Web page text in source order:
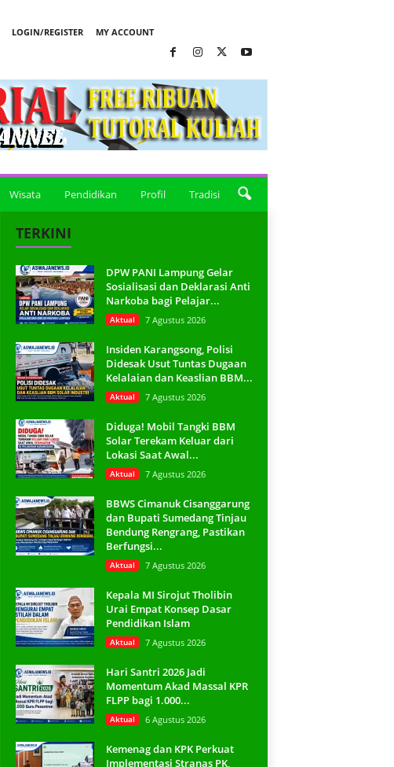
LOGIN/REGISTER MY ACCOUNT
Wisata Pendidikan Profil Tradisi
TERKINI
DPW PANI Lampung Gelar
Sosialisasi dan Deklarasi Anti
Narkoba bagi Pelajar...
Aktual 7 Agustus 2026
Insiden Karangsong, Polisi
Didesak Usut Tuntas Dugaan
Kelalaian dan Keaslian BBM...
Aktual 7 Agustus 2026
Diduga! Mobil Tangki BBM
Solar Terekam Keluar dari
Lokasi Saat Awal...
Aktual 7 Agustus 2026
BBWS Cimanuk Cisanggarung
dan Bupati Sumedang Tinjau
Bendung Rengrang, Pastikan
Berfungsi...
Aktual 7 Agustus 2026
Kepala MI Sirojut Tholibin
Urai Empat Konsep Dasar
Pendidikan Islam
Aktual 7 Agustus 2026
Hari Santri 2026 Jadi
Momentum Akad Massal KPR
FLPP bagi 1.000...
Aktual 6 Agustus 2026
Kemenag dan KPK Perkuat
Implementasi Stranas PK,